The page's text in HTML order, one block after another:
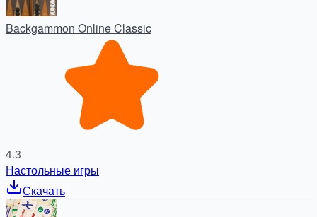
Backgammon Online Classic
4.3
Настольные игры
Скачать